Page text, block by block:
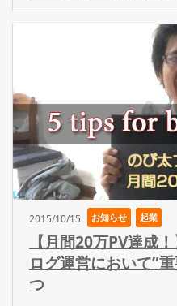
2015/10/15 お知らせ 起業
【月間20万PV達成
ログ運営において”
つ